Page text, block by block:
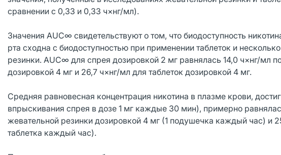
сравнении с 0,33 и 0,33 ч×нг/мл).
Значения AUC∞ свидетельствуют о том, что биодоступность
рта сходна с биодоступностью при применении таблеток и
резинки. AUC∞ для спрея дозировкой 2 мг равнялась 14,0 ч×нг/мл
дозировкой 4 мг и 26,7 ч×нг/мл для таблеток дозировкой 4 мг.
Средняя равновесная концентрация никотина в плазме крови,
впрыскивания спрея в дозе 1 мг каждые 30 мин), примерно
жевательной резинки дозировкой 4 мг (1 подушечка каждый час) и
таблетка каждый час).